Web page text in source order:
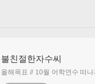
불친절한자수씨
올해목표 // 10월 어학연수 떠나